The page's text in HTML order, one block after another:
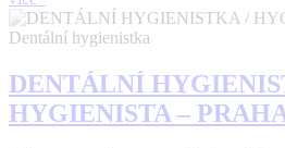
Dentální hygienistka
DENTÁLNÍ
HYGIENISTA –